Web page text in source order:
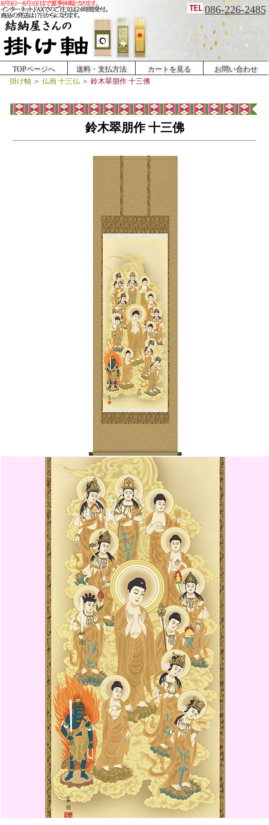
086-226-2485
TOPページへ 送料・支払方法 カートを見る
お問い合わせ
掛け軸 ＞ 仏画 十三仏 ＞ 鈴木翠朋作 十三佛
鈴木翠朋作 十三佛